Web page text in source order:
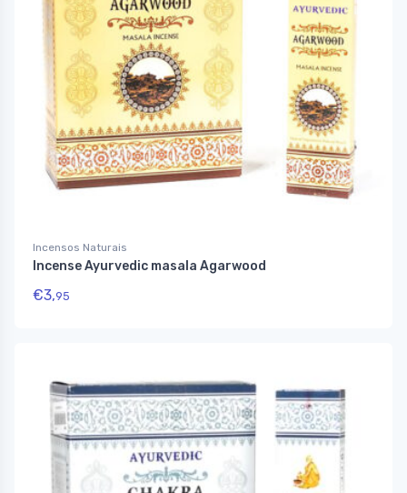
Incensos Naturais
Incense Ayurvedic masala Agarwood
€3,95